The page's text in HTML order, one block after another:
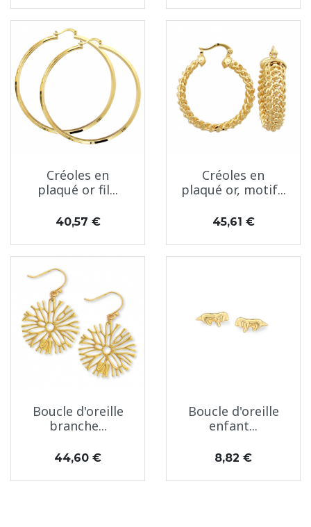
Créoles en
plaqué or fil...
Prix
40,57 €
Créoles en
plaqué or, motif...
Prix
45,61 €
Boucle d'oreille
branche...
Prix
44,60 €
Boucle d'oreille
enfant...
Prix
8,82 €